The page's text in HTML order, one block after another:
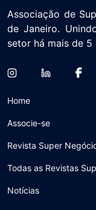
Associação de
de Janeiro.
setor há mais de 5
Home
Associe-se
Revista Super
Todas as Revistas
Notícias